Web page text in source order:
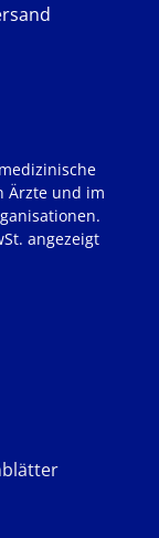
Ärzte und im
angezeigt